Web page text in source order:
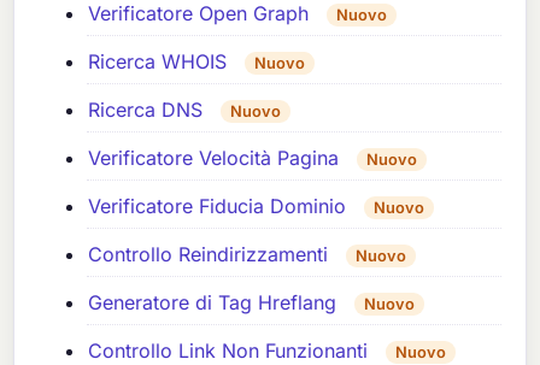
Verificatore Open Graph Nuovo
Ricerca WHOIS Nuovo
Ricerca DNS Nuovo
Verificatore Velocità Pagina Nuovo
Verificatore Fiducia Dominio Nuovo
Controllo Reindirizzamenti Nuovo
Generatore di Tag Hreflang Nuovo
Controllo Link Non Funzionanti Nuovo